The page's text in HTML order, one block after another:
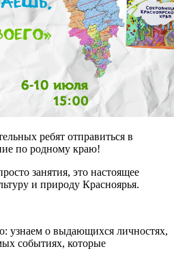
ребят отправиться в
по родному краю!
занятия, это настоящее
и природу Красноярья.
узнаем о выдающихся личностях,
событиях, которые